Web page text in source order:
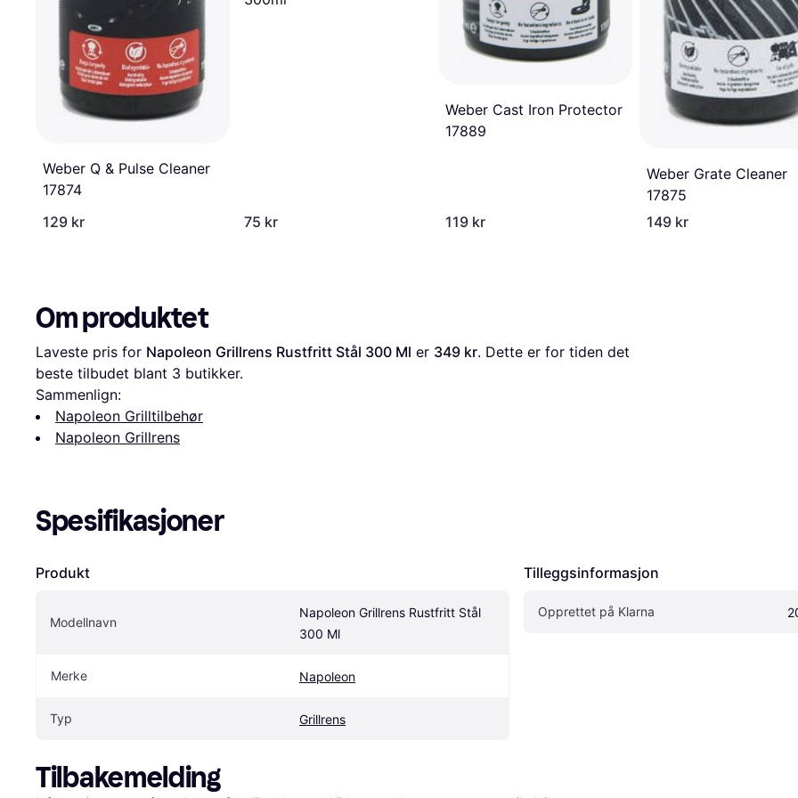
Weber Q & Pulse Cleaner
17874
129 kr
75 kr
Weber Cast Iron Protector
17889
119 kr
Weber Grate Cleaner
17875
149 kr
Om produktet
Laveste pris for Napoleon Grillrens Rustfritt Stål 300 Ml er 349 kr. Dette er for tiden det
beste tilbudet blant 3 butikker.
Sammenlign:
Napoleon Grilltilbehør
Napoleon Grillrens
Spesifikasjoner
Produkt
Modellnavn
Napoleon Grillrens Rustfritt Stål
300 Ml
Merke Napoleon
Typ Grillrens
Tilleggsinformasjon
Opprettet på Klarna
Tilbakemelding